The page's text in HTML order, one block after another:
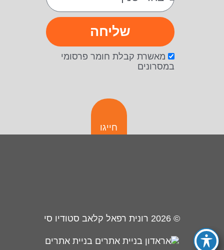
מאשרת קבלת חומר פרסומי
במסרונים
שליחה
חייגו
© 2026 רונית רפאל קלאב סטודיו סי
בניית אתרים